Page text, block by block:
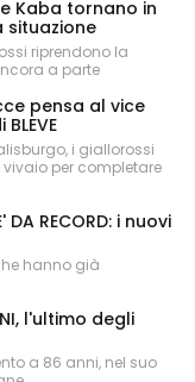
e Kaba tornano in
situazione
riprendono la
a parte
pensa al vice
i giallorossi
per completare
DA RECORD: i nuovi
hanno già
l'ultimo degli
a 86 anni, nel suo